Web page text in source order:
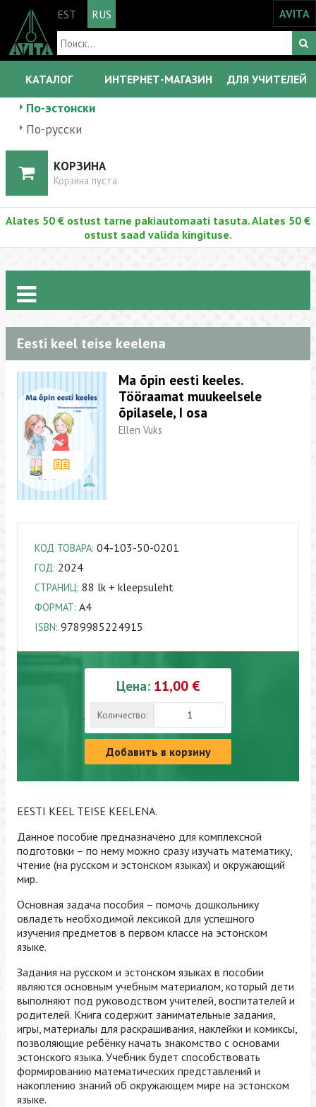
EST RUS AVITA
КАТАЛОГ ИНТЕРНЕТ-МАГАЗИН ДЛЯ УЧИТЕЛЕЙ
По-эстонски
По-русски
КОРЗИНА
Корзина пуста
Alates 50 € ostust tarne pakiautomaati tasuta. Alates 50 €
ostust saad valida kingituse.
Eesti keel teise keelena
Ma õpin eesti keeles.
Tööraamat muukeelsele
õpilasele, I osa
Ellen Vuks
КОД ТОВАРА: 04-103-50-0201
ГОД: 2024
СТРАНИЦ: 88 lk + kleepsuleht
ФОРМАТ: A4
ISBN: 9789985224915
Цена: 11,00 €
Количество:
Добавить в корзину
EESTI KEEL TEISE KEELENA.
Данное пособие предназначено для комплексной
подготовки – по нему можно сразу изучать математику,
чтение (на русском и эстонском языках) и окружающий
мир.
Основная задача пособия – помочь дошкольнику
овладеть необходимой лексикой для успешного
изучения предметов в первом классе на эстонском
языке.
Задания на русском и эстонском языках в пособии
являются основным учебным материалом, который дети
выполняют под руководством учителей, воспитателей и
родителей. Книга содержит занимательные задания,
игры, материалы для раскрашивания, наклейки и комиксы,
позволяющие ребёнку начать знакомство с основами
эстонского языка. Учебник будет способствовать
формированию математических представлений и
накоплению знаний об окружающем мире на эстонском
языке.